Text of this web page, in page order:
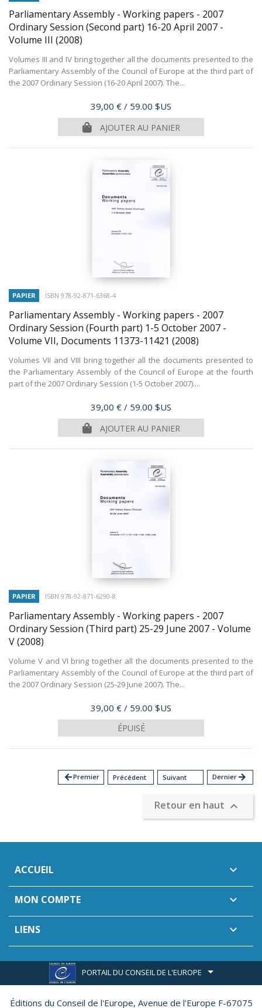
Parliamentary Assembly - Working papers - 2007
Ordinary Session (Second part) 16-20 April 2007 -
Volume III (2008)
Volumes III and IV bring together all the documents presented to the
Parliamentary Assembly of the Council of Europe at the third part of
the 2007 Ordinary Session (16-20 April 2007). The...
Prix
39,00 € / 59.00 $US
AJOUTER AU PANIER
PAPIER ISBN 978-92-871-6368-4
Parliamentary Assembly - Working papers - 2007
Ordinary Session (Fourth part) 1-5 October 2007 -
Volume VII, Documents 11373-11421 (2008)
Volumes VII and VIII bring together all the documents presented to
the Parliamentary Assembly of the Council of Europe at the fourth
part of the 2007 Ordinary Session (1-5 October 2007)....
Prix
39,00 € / 59.00 $US
AJOUTER AU PANIER
PAPIER ISBN 978-92-871-6290-8
Parliamentary Assembly - Working papers - 2007
Ordinary Session (Third part) 25-29 June 2007 - Volume
V(2008)
Volume V and VI bring together all the documents presented to the
Parliamentary Assembly of the Council of Europe at the third part of
the 2007 Ordinary Session (25-29 June 2007). The...
Prix
39,00 € / 59.00 $US
ÉPUISÉ
arrow_backPremier Précédent Suivant Dernierarrow_forward
Retour en haut 
ACCUEIL 
MON COMPTE 
LIENS 
PORTAIL DU CONSEIL DE L'EUROPE
Éditions du Conseil de l'Europe, Avenue de l'Europe F-67075